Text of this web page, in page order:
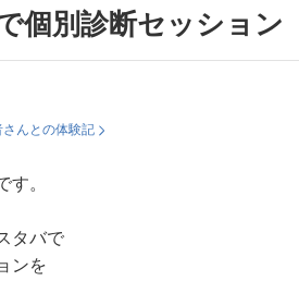
個別診断セッション
んとの体験記
。
タバで
ンを